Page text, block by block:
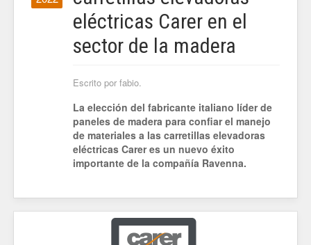
eléctricas Carer en el
sector de la madera
Escrito por fabio.
La elección del fabricante italiano líder de
paneles de madera para confiar el manejo
de materiales a las carretillas elevadoras
eléctricas Carer es un nuevo éxito
importante de la compañía Ravenna.